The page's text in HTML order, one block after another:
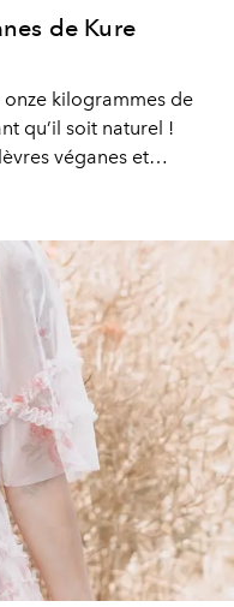
de Kure
kilogrammes de
qu’il soit naturel !
véganes et